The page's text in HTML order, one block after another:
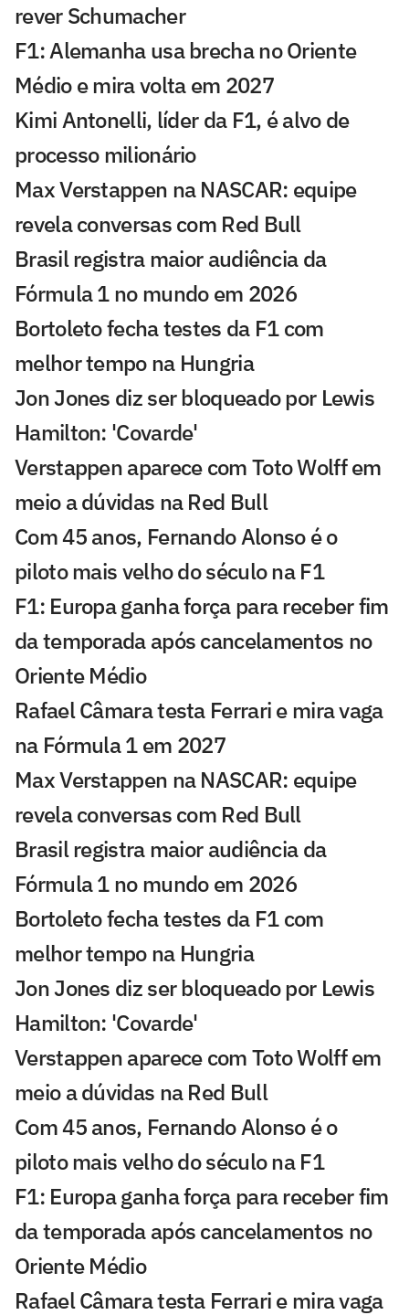
rever Schumacher
F1: Alemanha usa brecha no Oriente
Médio e mira volta em 2027
Kimi Antonelli, líder da F1, é alvo de
processo milionário
Max Verstappen na NASCAR: equipe
revela conversas com Red Bull
Brasil registra maior audiência da
Fórmula 1 no mundo em 2026
Bortoleto fecha testes da F1 com
melhor tempo na Hungria
Jon Jones diz ser bloqueado por Lewis
Hamilton: 'Covarde'
Verstappen aparece com Toto Wolff em
meio a dúvidas na Red Bull
Com 45 anos, Fernando Alonso é o
piloto mais velho do século na F1
F1: Europa ganha força para receber fim
da temporada após cancelamentos no
Oriente Médio
Rafael Câmara testa Ferrari e mira vaga
na Fórmula 1 em 2027
Max Verstappen na NASCAR: equipe
revela conversas com Red Bull
Brasil registra maior audiência da
Fórmula 1 no mundo em 2026
Bortoleto fecha testes da F1 com
melhor tempo na Hungria
Jon Jones diz ser bloqueado por Lewis
Hamilton: 'Covarde'
Verstappen aparece com Toto Wolff em
meio a dúvidas na Red Bull
Com 45 anos, Fernando Alonso é o
piloto mais velho do século na F1
F1: Europa ganha força para receber fim
da temporada após cancelamentos no
Oriente Médio
Rafael Câmara testa Ferrari e mira vaga